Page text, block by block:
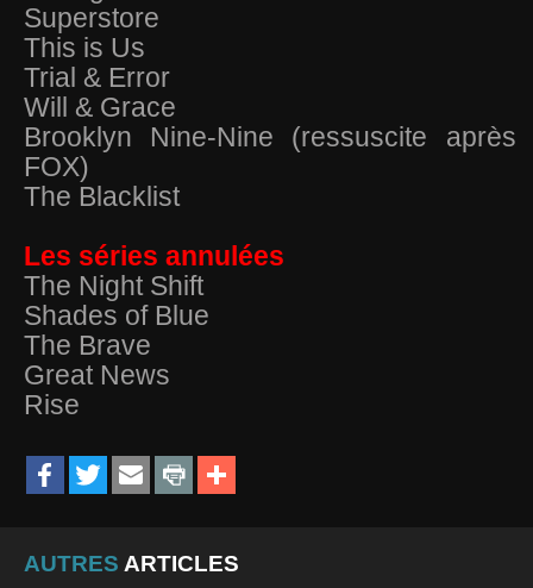
Superstore
This is Us
Trial & Error
Will & Grace
Brooklyn Nine-Nine (ressuscite après
FOX)
The Blacklist
Les séries annulées
The Night Shift
Shades of Blue
The Brave
Great News
Rise
AUTRES ARTICLES